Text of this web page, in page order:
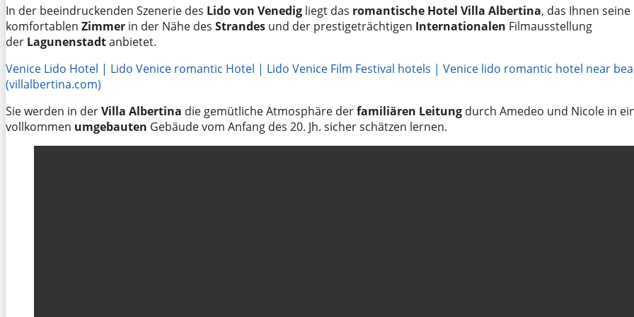
In der beeindruckenden Szenerie des Lido von Venedig liegt das romantische Hotel Villa Albertina, das Ihnen seine
komfortablen Zimmer in der Nähe des Strandes und der prestigeträchtigen Internationalen Filmausstellung
der Lagunenstadtanbietet.
Venice Lido Hotel | Lido Venice romantic Hotel | Lido Venice Film Festival hotels | Venice lido romantic hotel near
(villalbertina.com)
Sie werden in derVilla Albertina die gemütliche Atmosphäre derfamiliären Leitung durch Amedeo und Nicole in
vollkommen umgebauten Gebäude vom Anfang des 20. Jh. sicher schätzen lernen.